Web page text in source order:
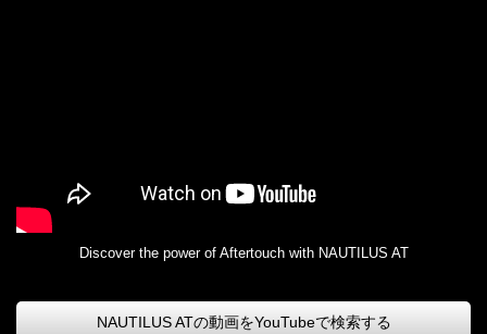
Discover the power of Aftertouch with NAUTILUS AT
NAUTILUS ATの動画をYouTubeで検索する